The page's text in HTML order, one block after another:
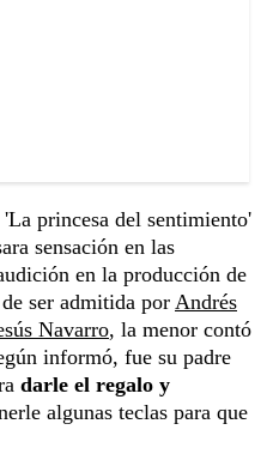
princesa del sentimiento'
sensación en las
en la producción de
ser admitida por Andrés
Navarro, la menor contó
informó, fue su padre
darle el regalo y
algunas teclas para que